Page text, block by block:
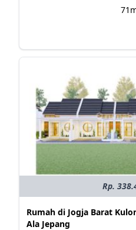
Rp.
Rumah di Jogja Barat
Ala Jepang